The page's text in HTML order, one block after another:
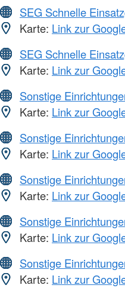
SEG Schnelle
Karte: Link zur
SEG Schnelle
Karte: Link zur
Sonstige
Karte: Link zur
Sonstige
Karte: Link zur
Sonstige
Karte: Link zur
Sonstige
Karte: Link zur
Sonstige
Karte: Link zur